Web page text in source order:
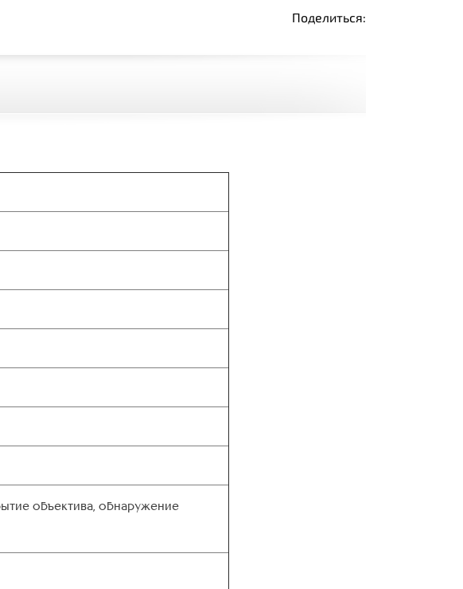
Поделиться:
объектива, обнаружение